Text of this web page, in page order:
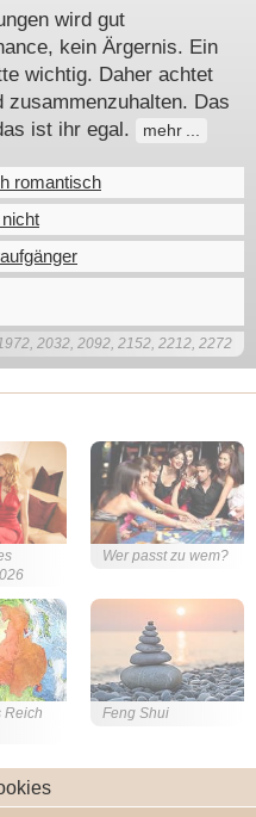
wird gut
kein Ärgernis. Ein
wichtig. Daher achtet
Das
ist ihr egal.
mehr
romantisch
2032, 2092, 2152, 2212, 2272
Wer passt zu wem?
Reich
Feng Shui